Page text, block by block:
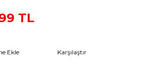
TL
Ekle
Karşılaştır